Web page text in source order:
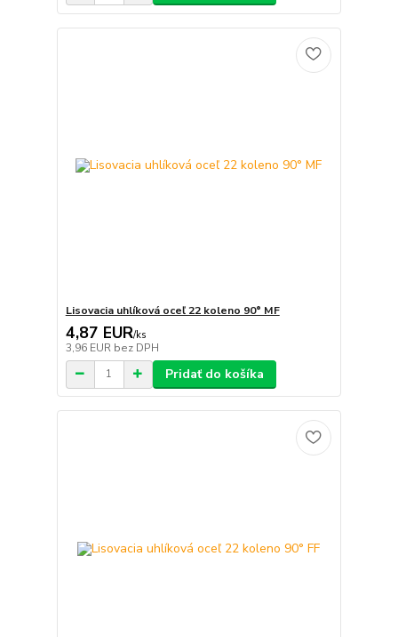
Lisovacia uhlíková oceľ 22 koleno 90° MF
4,87 EUR/ks
3,96 EUR bez DPH
Pridať do košíka